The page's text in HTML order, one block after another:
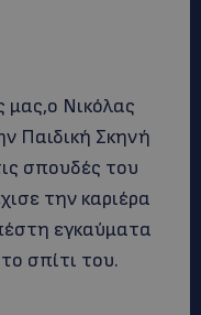
μας,ο Νικόλας
Παιδική Σκηνή
σπουδές του
την καριέρα
εγκαύματα
σπίτι του.